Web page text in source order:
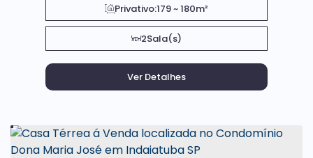
Privativo:179 ~ 180m²
2Sala(s)